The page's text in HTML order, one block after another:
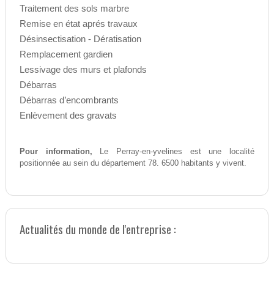
Traitement des sols marbre
Remise en état aprés travaux
Désinsectisation - Dératisation
Remplacement gardien
Lessivage des murs et plafonds
Débarras
Débarras d’encombrants
Enlèvement des gravats
Pour information, Le Perray-en-yvelines est une localité
positionnée au sein du département 78. 6500 habitants y vivent.
Actualités du monde de l'entreprise :